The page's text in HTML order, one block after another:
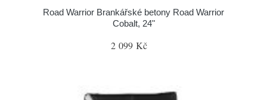
Road Warrior Brankářské betony Road Warrior
Cobalt, 24"
2 099 Kč